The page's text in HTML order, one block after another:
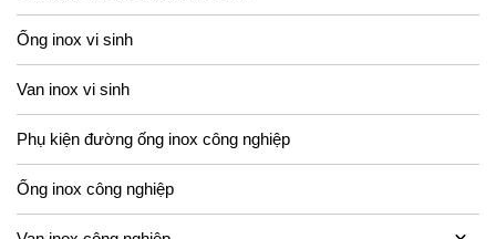
Ống inox vi sinh
Van inox vi sinh
Phụ kiện đường ống inox công nghiệp
Ống inox công nghiệp